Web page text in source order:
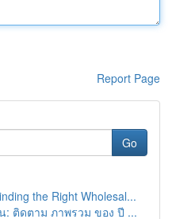
Report Page
Go
the Right Wholesal...
: ติดตาม ภาพรวม ของ ปี ...